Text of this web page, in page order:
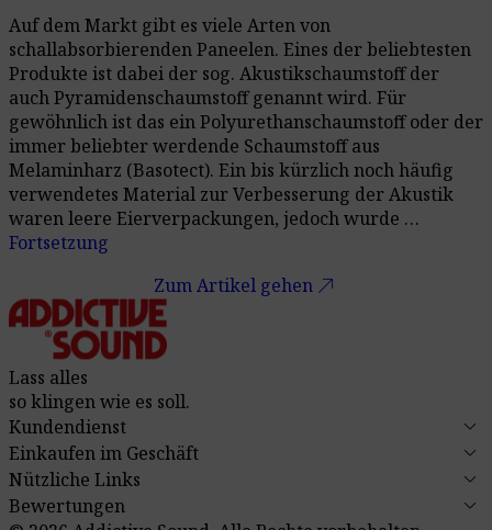
Auf dem Markt gibt es viele Arten von
schallabsorbierenden Paneelen. Eines der beliebtesten
Produkte ist dabei der sog. Akustikschaumstoff der
auch Pyramidenschaumstoff genannt wird. Für
gewöhnlich ist das ein Polyurethanschaumstoff oder der
immer beliebter werdende Schaumstoff aus
Melaminharz (Basotect). Ein bis kürzlich noch häufig
verwendetes Material zur Verbesserung der Akustik
waren leere Eierverpackungen, jedoch wurde …
Fortsetzung
Zum Artikel gehencall_made
Lass alles
so klingen wie es soll.
Kundendienst
keyboard_arrow_down
Einkaufen im Geschäft keyboard_arrow_down
Nützliche Links keyboard_arrow_down
Bewertungen keyboard_arrow_down